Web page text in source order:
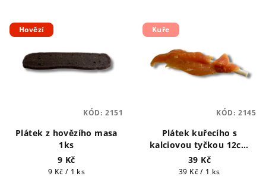
Hovězí
Plátek z hovězího masa
1ks
9 Kč
Měrná
9 Kč / 1 ks
KÓD: 2151
Kuře
Plátek kuřecího s
kalciovou tyčkou 12cm
1ks
39 Kč
Měrná
39 Kč / 1 ks
KÓD: 2145